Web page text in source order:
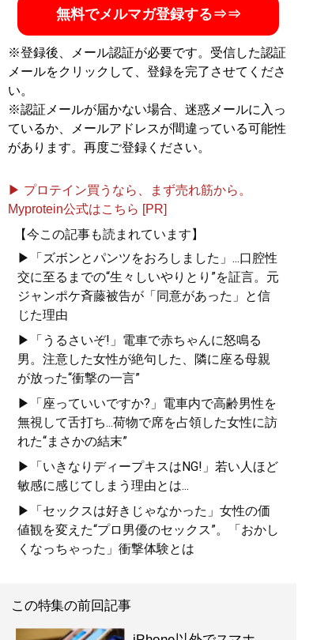
無料でメルマガ登録する⇒⇒
※登録後、メール認証が必要です。受信した認証
メールをクリックして、登録を完了させてくださ
い。
※認証メールが届かない場合、迷惑メールに入っ
ているか、メールアドレスが間違っている可能性
があります。再度ご登録ください。
▶ プロテイン買うなら、まず売れ筋から。
Myprotein公式はこちら [PR]
【今この記事も読まれています】
▶「ズボンとパンツをおろしました」...口腔性
交に至るまでの“生々しいやりとり”を証言。元
ジャンポケ斉藤被告が「同意があった」と信
じた理由
▶「うるさいぞ!」電車で赤ちゃんに怒鳴る
男。注意した女性が絶句した、隣に座る母親
が放った“衝撃の一言”
▶「座っていいですか?」電車内で高齢男性を
無視して舌打ち...荷物で席を占領した女性に訪
れた“まさかの結末”
▶「いきなりディープキスはNG!」若い人ほど
敏感に感じてしまう理由とは...
▶「セックスは好きじゃなかった」女性の価
値観を変えた“プロ男優のセックス”。「おかし
くなっちゃった」衝撃体験とは
この特集の前回記事